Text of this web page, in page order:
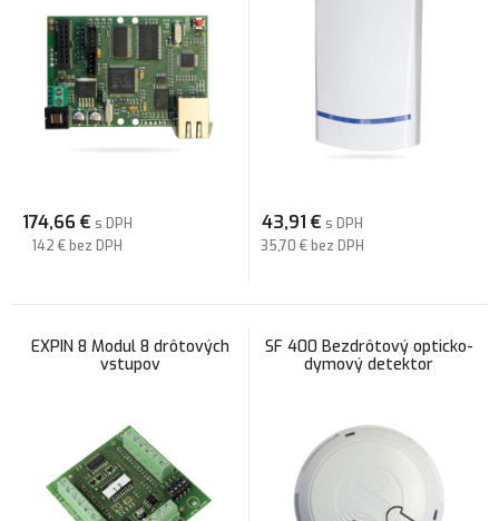
174,66 € s DPH
142 € bez DPH
43,91 € s DPH
35,70 € bez DPH
EXPIN 8 Modul 8 drôtových
vstupov
SF 400 Bezdrôtový opticko-
dymový detektor